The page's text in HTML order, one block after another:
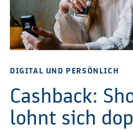
DIGITAL UND PERSÖNLICH
Cashback:
lohnt sich